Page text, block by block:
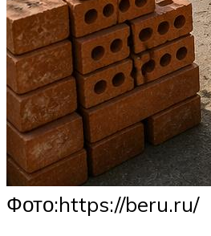
​Фото:https://beru.ru/